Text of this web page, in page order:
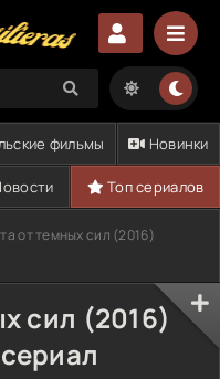
фильмы Новинки
Топ сериалов
от темных сил (2016)
сил (2016)